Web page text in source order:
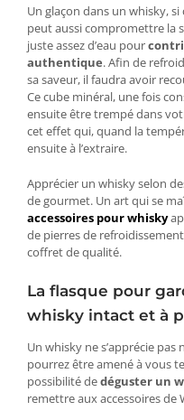
Un glaçon dans un whisky,
peut aussi compromettre la
juste assez d’eau pour
authentique. Afin de
sa saveur, il faudra avoir
Ce cube minéral, une fois
ensuite être trempé dans
cet effet qui, quand la
ensuite à l’extraire.
Apprécier un whisky selon
de gourmet. Un art qui se
accessoires pour whisky
de pierres de
coffret de qualité.
La flasque pour
whisky intact et à
Un whisky ne s’apprécie
pourrez être amené à vous
possibilité dedéguster un
remettre aux accessoires de